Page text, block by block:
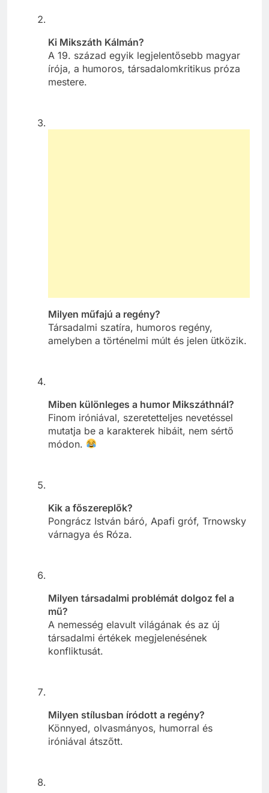
Ki Mikszáth Kálmán?
A 19. század egyik legjelentősebb magyar
írója, a humoros, társadalomkritikus próza
mestere.
Milyen műfajú a regény?
Társadalmi szatíra, humoros regény,
amelyben a történelmi múlt és jelen ütközik.
Miben különleges a humor Mikszáthnál?
Finom iróniával, szeretetteljes nevetéssel
mutatja be a karakterek hibáit, nem sértő
módon.
Kik a főszereplők?
Pongrácz István báró, Apafi gróf, Trnowsky
várnagya és Róza.
Milyen társadalmi problémát dolgoz fel a
mű?
A nemesség elavult világának és az új
társadalmi értékek megjelenésének
konfliktusát.
Milyen stílusban íródott a regény?
Könnyed, olvasmányos, humorral és
iróniával átszőtt.